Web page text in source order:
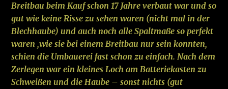
Breitbau beim Kauf schon 17 Jahre verbaut war und so
gut wie keine Risse zu sehen waren (nicht mal in der
Blechhaube) und auch noch alle Spaltmaße so perfekt
waren ,wie sie bei einem Breitbau nur sein konnten,
schien die Umbauerei fast schon zu einfach. Nach dem
Zerlegen war ein kleines Loch am Batteriekasten zu
Schweißen und die Haube – sonst nichts (gut